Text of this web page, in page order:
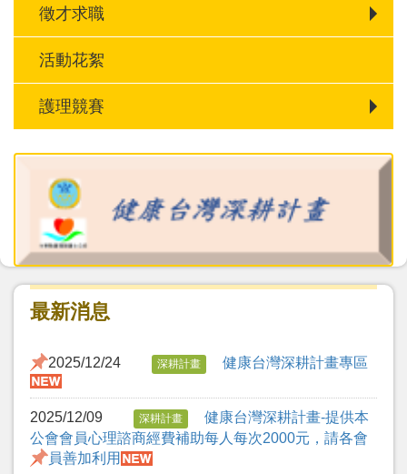
徵才求職
活動花絮
護理競賽
最新消息
2025/12/24 深耕計畫 健康台灣深耕計畫專區
2025/12/09 深耕計畫
健康台灣深耕計畫-提供本
公會會員心理諮商經費補助每人每次2000元，請各會
員善加利用